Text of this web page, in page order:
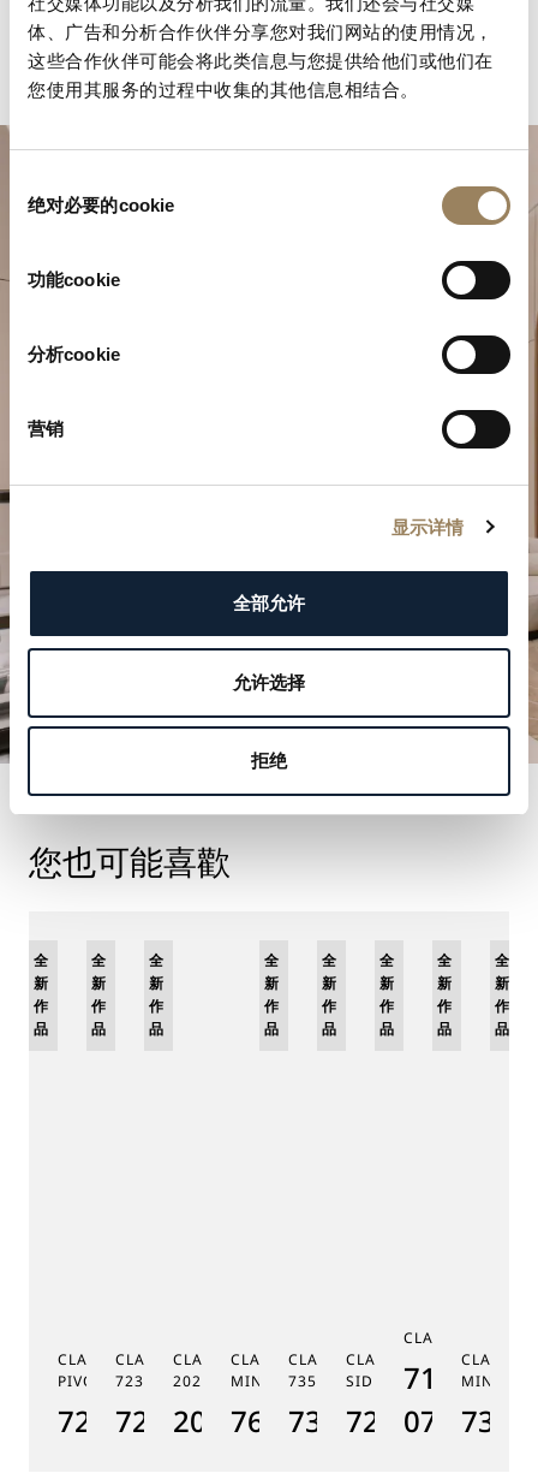
体、广告和分析合作伙伴分享您对我们网站的使用情况，
这些合作伙伴可能会将此类信息与您提供给他们或他们在
您使用其服务的过程中收集的其他信息相结合。
绝对必要的cookie
功能cookie
分析cookie
营销
显示详情
全部允许
允许选择
拒绝
您也可能喜歡
CLASSIQUE RÉGULATEUR À
PIVOT MAGNÉTIQUE 7225
7225BH/0H/9V6
全
新
作
品
CLASSIQUE PHASE DE LUNE
7235
7235BH/0H/9V6
全
新
作
品
CLASSIQUE SOUSCRIPTION
2025
2025BH/28/9W6
全
新
作
品
CLASSIQUE RÉPÉTITION
MINUTES 7637
7637BB/2Y/9ZU
CLASSIQUE TOURBILLON
7357
7357BH/1H/386
全
新
作
品
CLASSIQUE
SIDÉRAL 7255
7255PT/2N/
全
新
作
品
CLASSIQUE 7185
7185BH/
07
全
新
作
品
全
新
作
品
全
新
作
品